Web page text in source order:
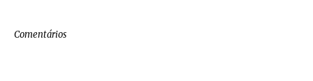
Comentários